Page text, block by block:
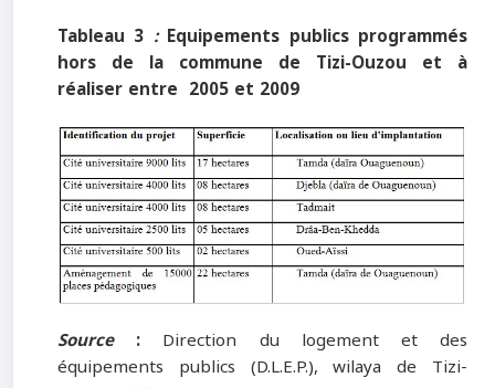
Tableau 3 : Equipements publics programmés
hors de la commune de Tizi-Ouzou et à
réaliser entre 2005 et 2009
Source: Direction du logement et des
équipements publics (D.L.E.P.), wilaya de Tizi-